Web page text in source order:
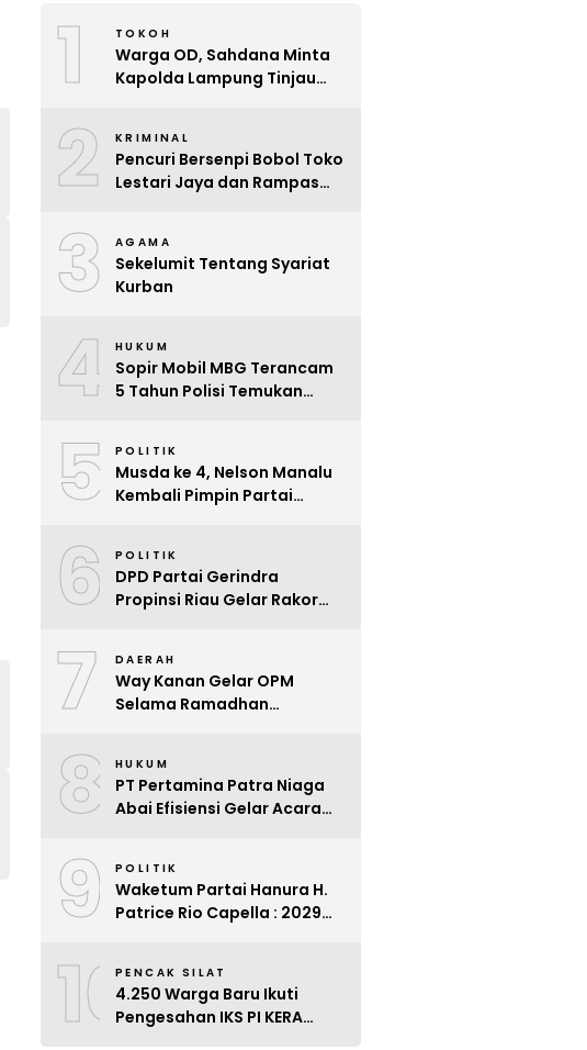
1 TOKOH
Warga OD, Sahdana Minta
Kapolda Lampung Tinjau
2 KRIMINAL
Pencuri Bersenpi Bobol Toko
Lestari Jaya dan Rampas
3 AGAMA
Sekelumit Tentang Syariat
Kurban
4 HUKUM
Sopir Mobil MBG Terancam
5 Tahun Polisi Temukan
5 POLITIK
Musda ke 4, Nelson Manalu
Kembali Pimpin Partai
6 POLITIK
DPD Partai Gerindra
Propinsi Riau Gelar Rakor
7 DAERAH
Way Kanan Gelar OPM
Selama Ramadhan
8 HUKUM
PT Pertamina Patra Niaga
Abai Efisiensi Gelar Acara
9 POLITIK
Waketum Partai Hanura H.
Patrice Rio Capella : 2029
10PENCAK SILAT
4.250 Warga Baru Ikuti
Pengesahan IKS PI KERA